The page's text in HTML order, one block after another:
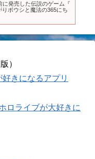
に発売した伝説のゲーム『
りボウシと魔法の365にち
）
きになるアプリ
ライブが大好きに